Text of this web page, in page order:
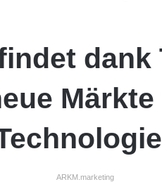
dank
ARKM.marketing